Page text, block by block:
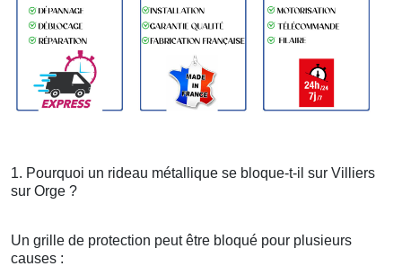
1. Pourquoi un rideau métallique se bloque-t-il sur Villiers
sur Orge ?
Un grille de protection peut être bloqué pour plusieurs
causes :